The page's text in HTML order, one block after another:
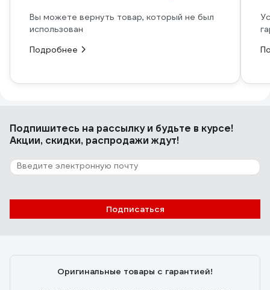
Вы можете вернуть товар, который не был
использован
Подробнее
Подпишитесь на рассылкуи будьте в курсе!
Акции, скидки, распродажи ждут!
Подписаться
Оригинальные товары с гарантией!